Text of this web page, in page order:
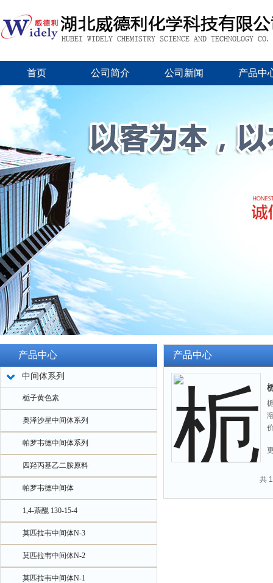
首页 公司简介 公司新闻 产品中
产品中心
中间体系列
栀子黄色素
奥泽沙星中间体系列
帕罗韦德中间体系列
四羟丙基乙二胺原料
帕罗韦德中间体
1,4-萘醌 130-15-4
莫匹拉韦中间体N-3
莫匹拉韦中间体N-2
莫匹拉韦中间体N-1
产品中心
共